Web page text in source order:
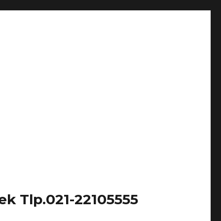
Tlp.021-22105555